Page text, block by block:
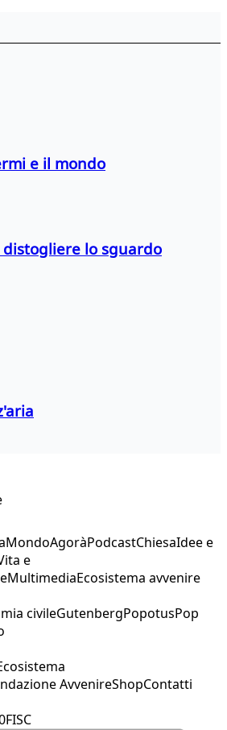
e il mondo
lo sguardo
MondoAgoràPodcastChiesaIdee e
e
MultimediaEcosistema avvenire
civileGutenbergPopotusPop
AvvenireShopContatti
FISC